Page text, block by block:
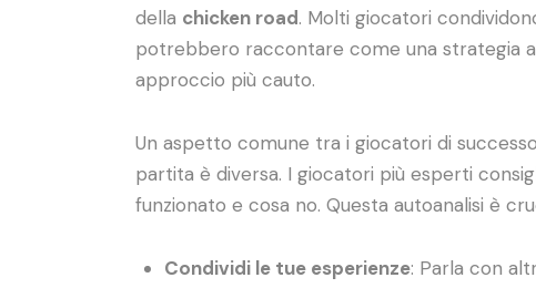
della chicken road. Molti giocatori
potrebbero raccontare come una strategia
approccio più cauto.
Un aspetto comune tra i giocatori di
partita è diversa. I giocatori più esperti
funzionato e cosa no. Questa autoanalisi è
Condividi le tue esperienze: Parla con